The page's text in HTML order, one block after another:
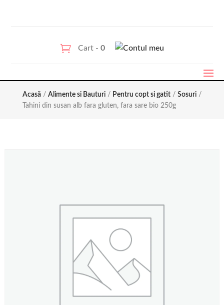
Cart - 0
Acasă/ Alimente si Bauturi/ Pentru copt si gatit/ Sosuri/
Tahini din susan alb fara gluten, fara sare bio 250g